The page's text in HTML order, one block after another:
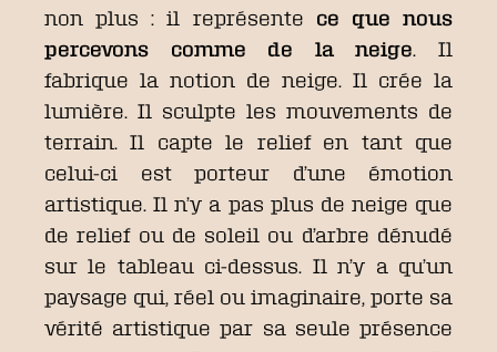
non plus : il représente ce que nous
percevons comme de la neige. Il
fabrique la notion de neige. Il crée la
lumière. Il sculpte les mouvements de
terrain. Il capte le relief en tant que
celui-ci est porteur d’une émotion
artistique. Il n’y a pas plus de neige que
de relief ou de soleil ou d’arbre dénudé
sur le tableau ci-dessus. Il n’y a qu’un
paysage qui, réel ou imaginaire, porte sa
vérité artistique par sa seule présence